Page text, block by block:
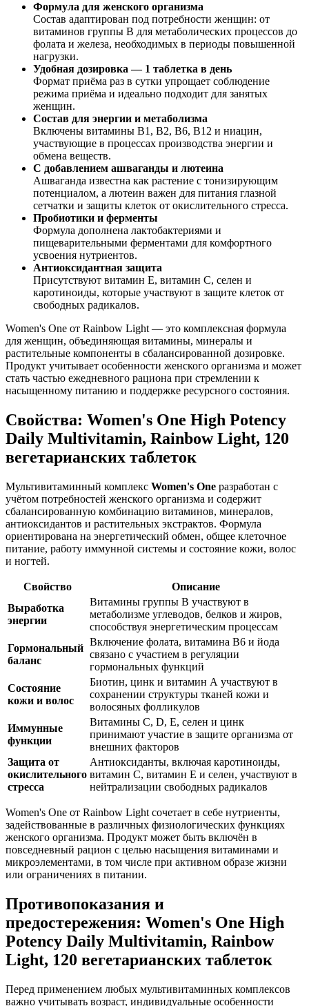
Формула для женского организма
Состав адаптирован под потребности женщин: от
витаминов группы B для метаболических процессов до
фолата и железа, необходимых в периоды повышенной
нагрузки.
Удобная дозировка — 1 таблетка в день
Формат приёма раз в сутки упрощает соблюдение
режима приёма и идеально подходит для занятых
женщин.
Состав для энергии и метаболизма
Включены витамины B1, B2, B6, B12 и ниацин,
участвующие в процессах производства энергии и
обмена веществ.
С добавлением ашваганды и лютеина
Ашваганда известна как растение с тонизирующим
потенциалом, а лютеин важен для питания глазной
сетчатки и защиты клеток от окислительного стресса.
Пробиотики и ферменты
Формула дополнена лактобактериями и
пищеварительными ферментами для комфортного
усвоения нутриентов.
Антиоксидантная защита
Присутствуют витамин Е, витамин С, селен и
каротиноиды, которые участвуют в защите клеток от
свободных радикалов.
Women's One от Rainbow Light — это комплексная формула
для женщин, объединяющая витамины, минералы и
растительные компоненты в сбалансированной дозировке.
Продукт учитывает особенности женского организма и может
стать частью ежедневного рациона при стремлении к
насыщенному питанию и поддержке ресурсного состояния.
Свойства: Women's One High Potency
Daily Multivitamin, Rainbow Light, 120
вегетарианских таблеток
Мультивитаминный комплекс Women's One разработан с
учётом потребностей женского организма и содержит
сбалансированную комбинацию витаминов, минералов,
антиоксидантов и растительных экстрактов. Формула
ориентирована на энергетический обмен, общее клеточное
питание, работу иммунной системы и состояние кожи, волос
и ногтей.
Свойство
Описание
Выработка
энергии
Витамины группы B участвуют в
метаболизме углеводов, белков и жиров,
способствуя энергетическим процессам
Гормональный
баланс
Включение фолата, витамина B6 и йода
связано с участием в регуляции
гормональных функций
Состояние
кожи и волос
Биотин, цинк и витамин А участвуют в
сохранении структуры тканей кожи и
волосяных фолликулов
Иммунные
функции
Витамины C, D, E, селен и цинк
принимают участие в защите организма от
внешних факторов
Защита от
окислительного
стресса
Антиоксиданты, включая каротиноиды,
витамин С, витамин Е и селен, участвуют в
нейтрализации свободных радикалов
Women's One от Rainbow Light сочетает в себе нутриенты,
задействованные в различных физиологических функциях
женского организма. Продукт может быть включён в
повседневный рацион с целью насыщения витаминами и
микроэлементами, в том числе при активном образе жизни
или ограничениях в питании.
Противопоказания и
предостережения: Women's One High
Potency Daily Multivitamin, Rainbow
Light, 120 вегетарианских таблеток
Перед применением любых мультивитаминных комплексов
важно учитывать возраст, индивидуальные особенности